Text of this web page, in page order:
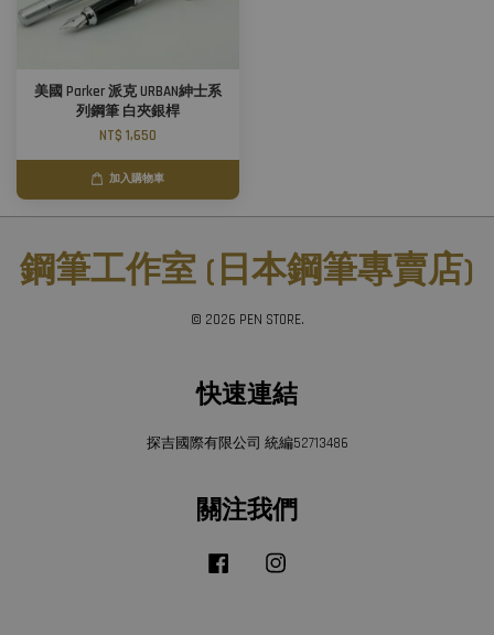
美國 Parker 派克 URBAN紳士系
列鋼筆 白夾銀桿
NT$ 1,650
加入購物車
鋼筆工作室 (日本鋼筆專賣店)
© 2026 PEN STORE.
快速連結
探吉國際有限公司 統編52713486
關注我們
Facebook